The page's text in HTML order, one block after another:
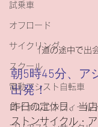
試乗車
オフロード
サイクリング
スクール
電動アシスト自転車
ロイヤルエンフィール
「道の途中で出
朝5時45分、ア
出発！
昨日の定休日、当
ストンサイクル・